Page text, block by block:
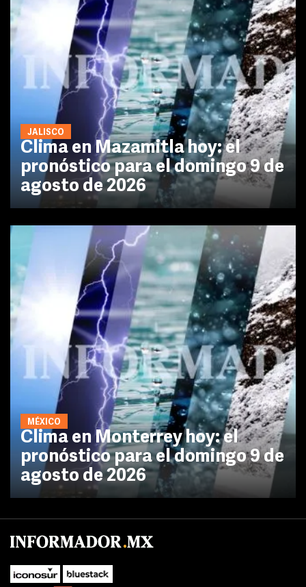
JALISCO
Clima en Mazamitla hoy: el
pronóstico para el domingo 9 de
agosto de 2026
MÉXICO
Clima en Monterrey hoy: el
pronóstico para el domingo 9 de
agosto de 2026